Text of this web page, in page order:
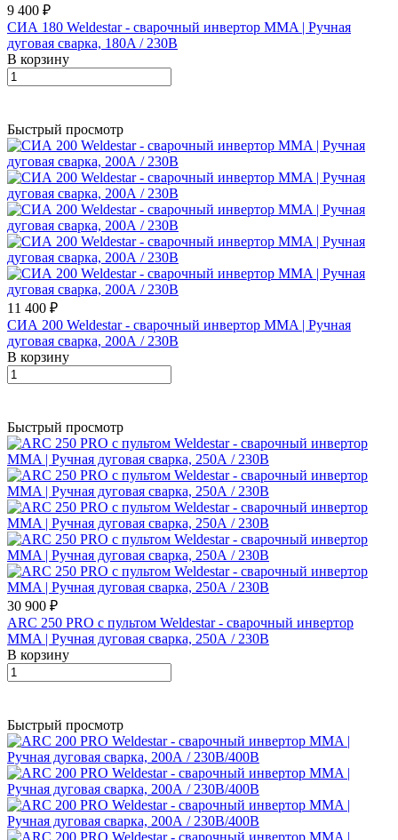
9 400 ₽
СИА 180 Weldestar - сварочный инвертор MMA | Ручная
дуговая сварка, 180A / 230В
В корзину
Быстрый просмотр
11 400 ₽
СИА 200 Weldestar - сварочный инвертор MMA | Ручная
дуговая сварка, 200А / 230В
В корзину
Быстрый просмотр
30 900 ₽
ARC 250 PRO с пультом Weldestar - сварочный инвертор
MMA | Ручная дуговая сварка, 250А / 230В
В корзину
Быстрый просмотр